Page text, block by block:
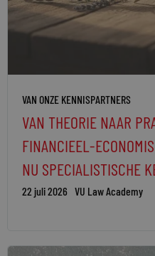
VAN ONZE KENNISPARTNERS
VAN THEORIE NAAR
FINANCIEEL-
NU SPECIALISTISCHE
22 juli 2026 VU Law Academy